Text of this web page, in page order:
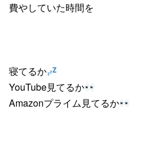
費やしていた時間を
寝てるか
YouTube見てるか
Amazonプライム見てるか